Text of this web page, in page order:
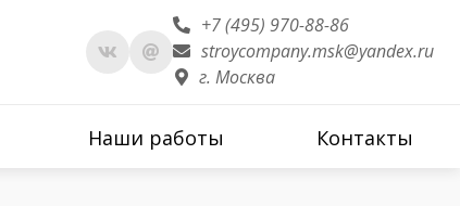
+7 (495) 970-88-86
stroycompany.msk@yandex.ru
г. Москва
Наши работы Контакты